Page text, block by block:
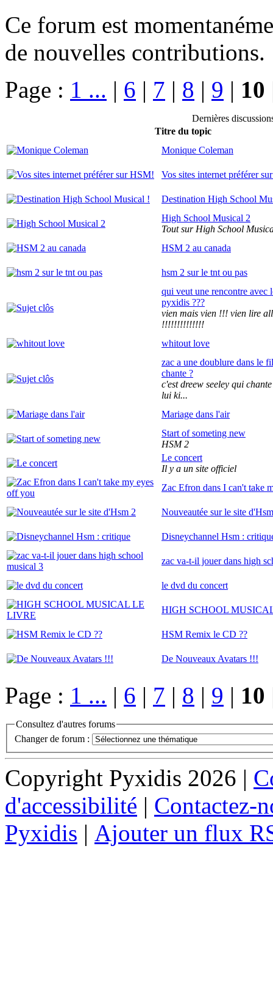
Ce forum est
de nouvelles contributions.
Page : 1 ... | 6 | 7 | 8 | 9 | 10
Dernières
Titre du topic
Monique Coleman
Vos sites internet préférer
Destination High School
High School Musical 2
Tout sur High School
HSM 2 au canada
hsm 2 sur le tnt ou pas
qui veut une rencontre avec
pyxidis ???
vien mais vien !!! vien lire
!!!!!!!!!!!!!!
whitout love
zac a une doublure dans le
chante ?
c'est dreew seeley qui
lui ki...
Mariage dans l'air
Start of someting new
HSM 2
Le concert
Il y a un site officiel
Zac Efron dans I can't take
Nouveautée sur le site
Disneychannel Hsm :
zac va-t-il jouer dans high
le dvd du concert
HIGH SCHOOL
HSM Remix le CD ??
De Nouveaux Avatars !!!
Page : 1 ... | 6 | 7 | 8 | 9 | 10
Consultez d'autres forums
Changer de forum :
Copyright Pyxidis 2026 |
d'accessibilité | Contactez-
Pyxidis | Ajouter un flux